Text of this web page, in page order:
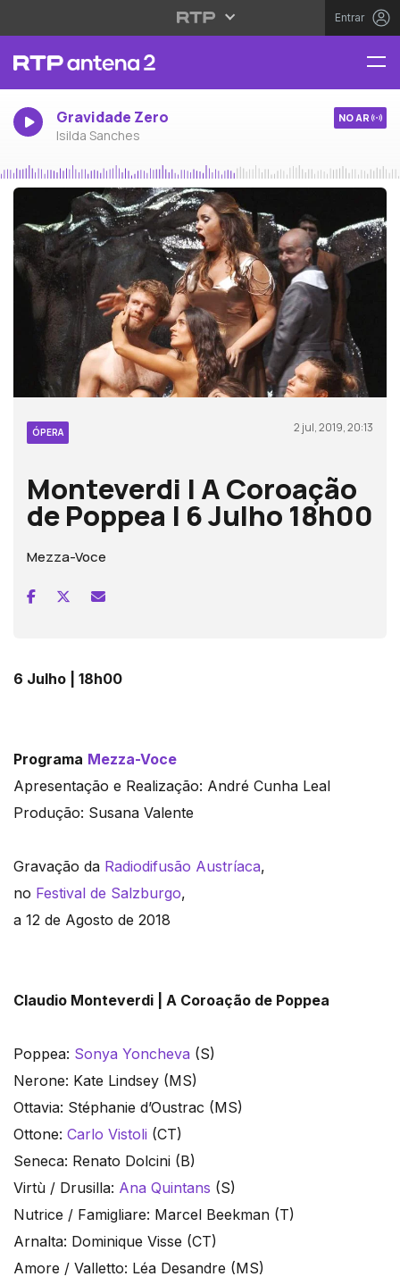
Entrar
Gravidade Zero
Isilda Sanches
NO AR
ÓPERA 2 jul, 2019, 20:13
Monteverdi | A Coroação
de Poppea | 6 Julho 18h00
Mezza-Voce
6 Julho | 18h00
Programa Mezza-Voce
Apresentação e Realização: André Cunha Leal
Produção: Susana Valente
Gravação da Radiodifusão Austríaca,
no Festival de Salzburgo,
a 12 de Agosto de 2018
Claudio Monteverdi | A Coroação de Poppea
Poppea: Sonya Yoncheva (S)
Nerone: Kate Lindsey (MS)
Ottavia: Stéphanie d’Oustrac (MS)
Ottone: Carlo Vistoli (CT)
Seneca: Renato Dolcini (B)
Virtù / Drusilla: Ana Quintans (S)
Nutrice / Famigliare: Marcel Beekman (T)
Arnalta: Dominique Visse (CT)
Amore / Valletto: Léa Desandre (MS)